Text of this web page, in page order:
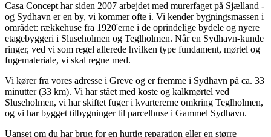
Casa Concept har siden 2007 arbejdet med murerfaget på Sjælland -
og Sydhavn er en by, vi kommer ofte i. Vi kender bygningsmassen i
området: rækkehuse fra 1920'erne i de oprindelige bydele og nyere
etagebyggeri i Sluseholmen og Teglholmen. Når en Sydhavn-kunde
ringer, ved vi som regel allerede hvilken type fundament, mørtel og
fugemateriale, vi skal regne med.
Vi kører fra vores adresse i Greve og er fremme i Sydhavn på ca. 33
minutter (33 km). Vi har stået med koste og kalkmørtel ved
Sluseholmen, vi har skiftet fuger i kvartererne omkring Teglholmen,
og vi har bygget tilbygninger til parcelhuse i Gammel Sydhavn.
Uanset om du har brug for en hurtig reparation eller en større